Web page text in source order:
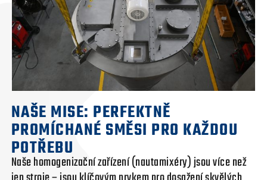
NAŠE MISE: PERFEKTNĚ
PROMÍCHANÉ SMĚSI PRO KAŽDOU
POTŘEBU
Naše homogenizační zařízení (nautamixéry) jsou více než